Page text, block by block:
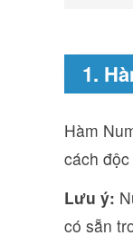
1.
Hàm
cách
Lưu ý:
có sẵn